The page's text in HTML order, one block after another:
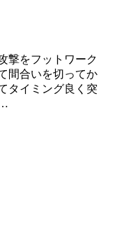
撃をフットワーク
間合いを切ってか
タイミング良く突